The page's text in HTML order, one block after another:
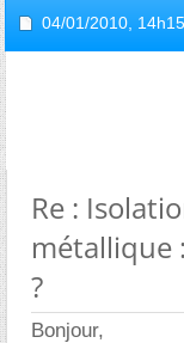
04/01/2010, 14h15
Re :
métallique
?
Bonjour,